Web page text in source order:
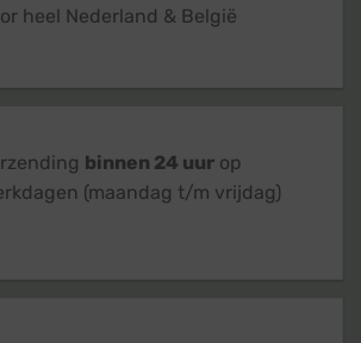
heel Nederland & België
binnen 24 uur op
(maandag t/m vrijdag)